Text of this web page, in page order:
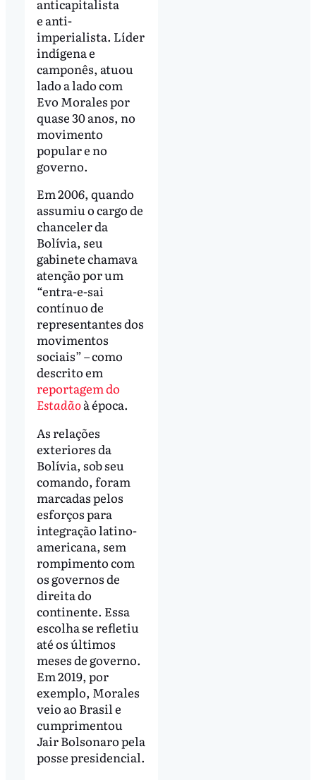
anticapitalista
e anti-
imperialista. Líder
indígena e
camponês, atuou
lado a lado com
Evo Morales por
quase 30 anos, no
movimento
popular e no
governo.
Em 2006, quando
assumiu o cargo de
chanceler da
Bolívia, seu
gabinete chamava
atenção por um
“entra-e-sai
contínuo de
representantes dos
movimentos
sociais” – como
descrito em
reportagem do
Estadãoà época.
As relações
exteriores da
Bolívia, sob seu
comando, foram
marcadas pelos
esforços para
integração latino-
americana, sem
rompimento com
os governos de
direita do
continente. Essa
escolha se refletiu
até os últimos
meses de governo.
Em 2019, por
exemplo, Morales
veio ao Brasil e
cumprimentou
Jair Bolsonaro pela
posse presidencial.